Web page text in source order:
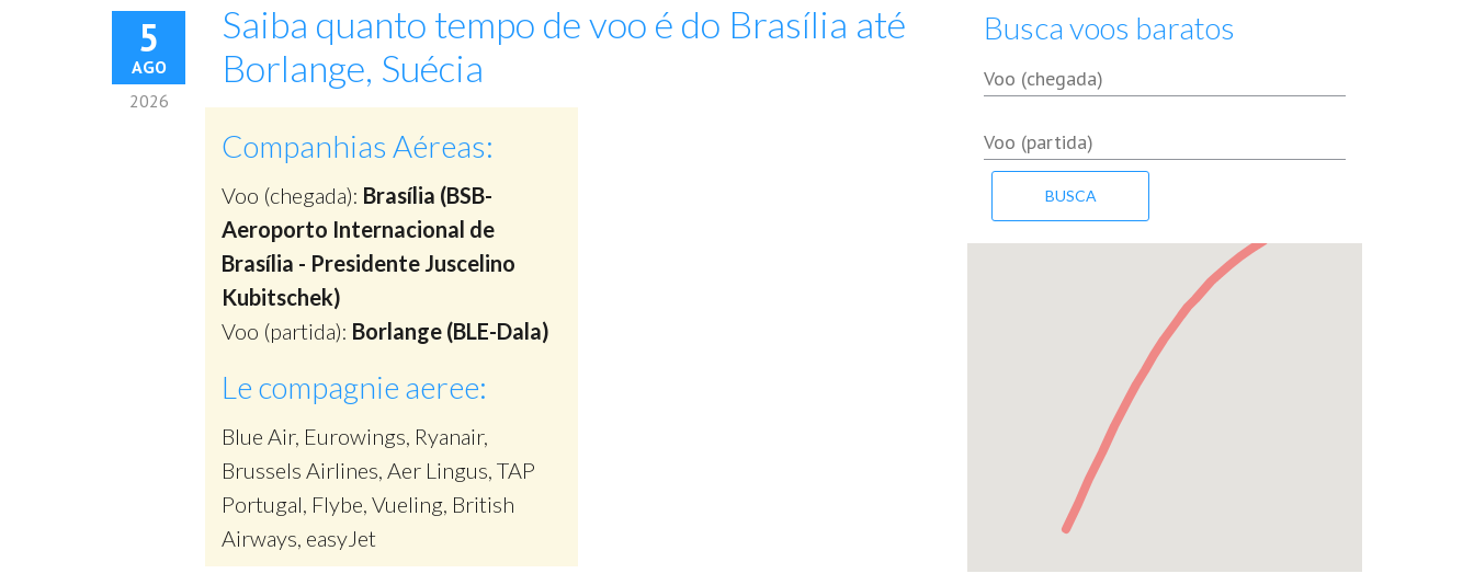
5
AGO
2026
Saiba quanto tempo de voo é do Brasília até
Borlange, Suécia
Companhias Aéreas:
Voo (chegada): Brasília (BSB-
Aeroporto Internacional de
Brasília - Presidente Juscelino
Kubitschek)
Voo (partida): Borlange (BLE-Dala)
Le compagnie aeree:
Blue Air, Eurowings, Ryanair,
Brussels Airlines, Aer Lingus, TAP
Portugal, Flybe, Vueling, British
Airways, easyJet
Busca voos baratos